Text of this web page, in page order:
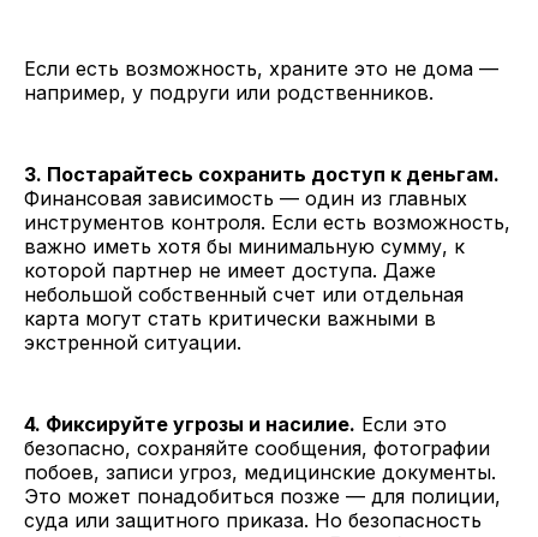
Если есть возможность, храните это не дома —
например, у подруги или родственников.
3. Постарайтесь сохранить доступ к деньгам.
Финансовая зависимость — один из главных
инструментов контроля. Если есть возможность,
важно иметь хотя бы минимальную сумму, к
которой партнер не имеет доступа. Даже
небольшой собственный счет или отдельная
карта могут стать критически важными в
экстренной ситуации.
4. Фиксируйте угрозы и насилие. Если это
безопасно, сохраняйте сообщения, фотографии
побоев, записи угроз, медицинские документы.
Это может понадобиться позже — для полиции,
суда или защитного приказа. Но безопасность